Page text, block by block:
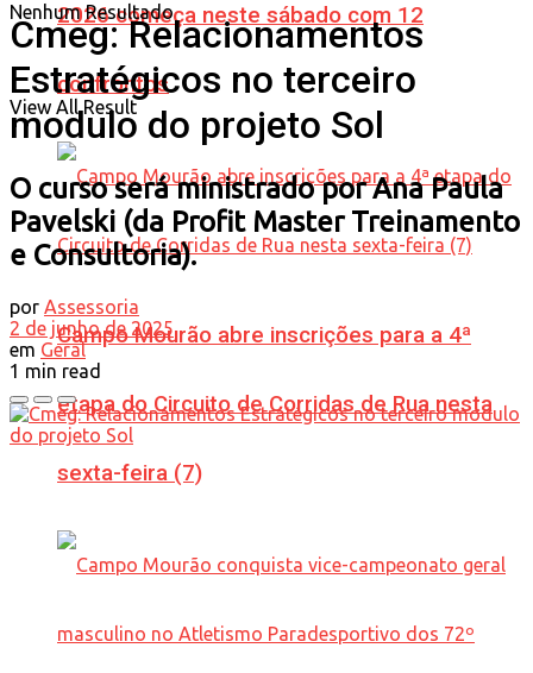
2026 começa neste sábado com 12
confrontos
Campo Mourão abre inscrições para a 4ª
etapa do Circuito de Corridas de Rua nesta
sexta-feira (7)
Nenhum Resultado
View All Result
Cmeg: Relacionamentos
Estratégicos no terceiro
modulo do projeto Sol
O curso será ministrado por Ana Paula
Pavelski (da Profit Master Treinamento
e Consultoria).
por Assessoria
2 de junho de 2025
em Geral
1 min read